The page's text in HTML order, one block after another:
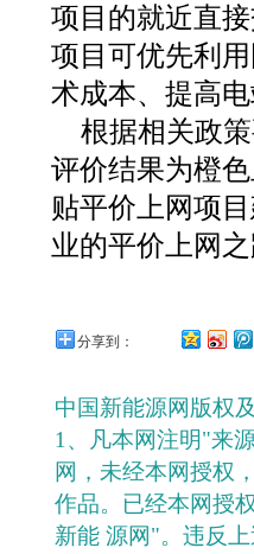
项目的就近直
项目可优先利
术成本、提高
根据相关政
评价结果为橙
贴平价上网项
业的平价上网之
分享到：
中国新能源网版权
1、凡本网注明"来
网，未经本网授权
作品。已经本网授
新能 源网"。违反